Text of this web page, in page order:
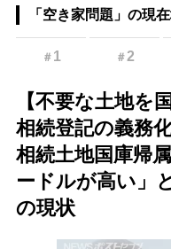
「空き家問題」の現
＃ 1 ＃2
【不要な土地を
相続登記の義務
相続土地国庫帰
ードルが高い」
の現状